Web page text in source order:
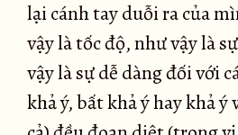
lại cánh tay duỗi ra của
vậy là tốc độ, như vậy là
vậy là sự dễ dàng đối với
khả ý, bất khả ý hay khả ý